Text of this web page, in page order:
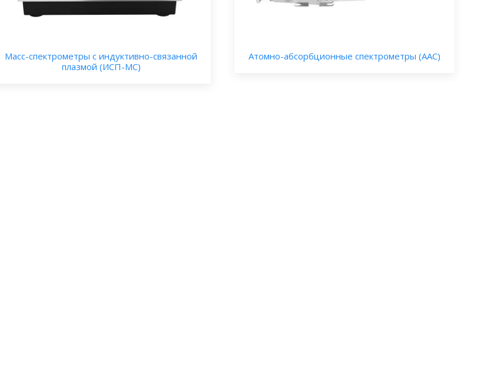
Масс-спектрометры с индуктивно-связанной
плазмой (ИСП-МС)
Атомно-абсорбционные спектрометры (ААС)